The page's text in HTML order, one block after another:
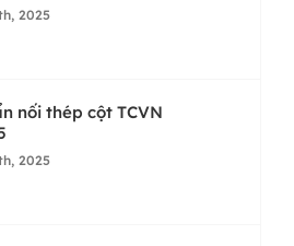
2025
nối thép cột TCVN
2025